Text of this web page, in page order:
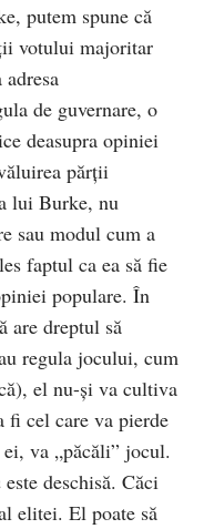
putem spune că
votului majoritar
de guvernare, o
deasupra opiniei
părţii
lui Burke, nu
sau modul cum a
faptul ca ea să fie
populare. În
are dreptul să
regula jocului, cum
el nu-şi va cultiva
cel care va pierde
va „păcăli” jocul.
este deschisă. Căci
elitei. El poate să